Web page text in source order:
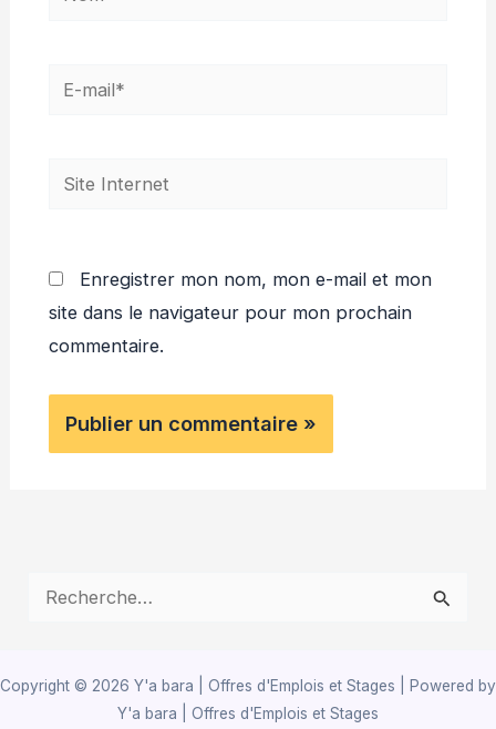
E-
Site
Enregistrer mon nom, mon e-mail et mon
site dans le navigateur pour mon prochain
commentaire.
h
Copyright © 2026 Y'a bara | Offres d'Emplois et Stages | Powered by
Y'a bara | Offres d'Emplois et Stages